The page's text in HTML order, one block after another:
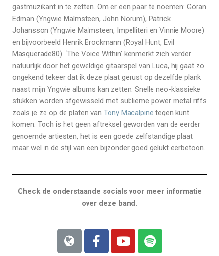
gastmuzikant in te zetten. Om er een paar te noemen: Göran
Edman (Yngwie Malmsteen, John Norum), Patrick
Johansson (Yngwie Malmsteen, Impelliteri en Vinnie Moore)
en bijvoorbeeld Henrik Brockmann (Royal Hunt, Evil
Masquerade80). ‘The Voice Within’ kenmerkt zich verder
natuurlijk door het geweldige gitaarspel van Luca, hij gaat zo
ongekend tekeer dat ik deze plaat gerust op dezelfde plank
naast mijn Yngwie albums kan zetten. Snelle neo-klassieke
stukken worden afgewisseld met sublieme power metal riffs
zoals je ze op de platen van Tony Macalpine tegen kunt
komen. Toch is het geen aftreksel geworden van de eerder
genoemde artiesten, het is een goede zelfstandige plaat
maar wel in de stijl van een bijzonder goed gelukt eerbetoon.
Check de onderstaande socials voor meer informatie
over deze band.